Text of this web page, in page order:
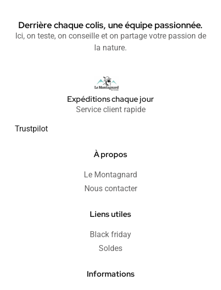
Derrière chaque colis, une équipe passionnée.
Ici, on teste, on conseille et on partage votre passion de
la nature.
Expéditions chaque jour
Service client rapide
Trustpilot
À propos
Le Montagnard
Nous contacter
Liens utiles
Black friday
Soldes
Informations